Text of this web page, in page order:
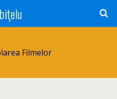
Filmelor